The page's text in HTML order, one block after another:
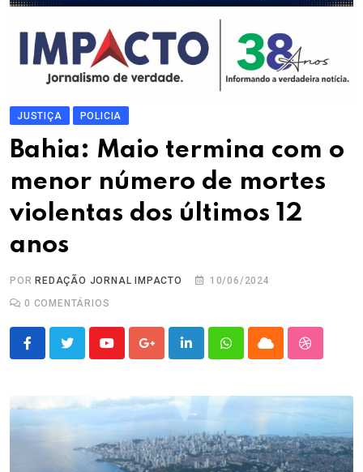
JUSTIÇA POLICIA
Bahia: Maio termina com o
menor número de mortes
violentas dos últimos 12
anos
POR REDAÇÃO JORNAL IMPACTO
10/06/2024
0 COMENTÁRIOS
YoutubeGoogle+LinkedInWhatsappCloud